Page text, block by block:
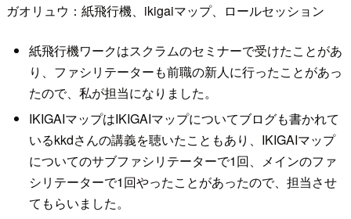
ガオリュウ：紙飛行機、ikigaiマップ、ロールセッション
紙飛行機ワークはスクラムのセミナーで受けたことがあ
り、ファシリテーターも前職の新人に行ったことがあっ
たので、私が担当になりました。
IKIGAIマップはIKIGAIマップについてブログも書かれて
いるkkdさんの講義を聴いたこともあり、IKIGAIマップ
についてのサブファシリテーターで1回、メインのファ
シリテーターで1回やったことがあったので、担当させ
てもらいました。